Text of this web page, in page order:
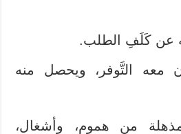
عن كَلَفِ الطلب.
معه التَّوفر، ويحصل منه
من هموم، وأشغال،